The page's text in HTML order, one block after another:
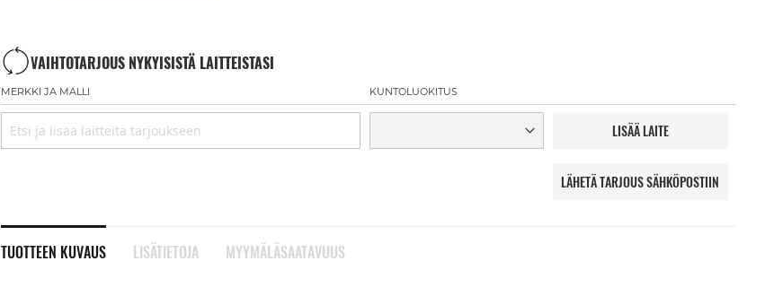
VAIHTOTARJOUS NYKYISISTÄ LAITTEISTASI
MERKKI JA MALLI KUNTOLUOKITUS
LISÄÄ LAITE
LÄHETÄ TARJOUS SÄHKÖPOSTIIN
TUOTTEEN KUVAUS LISÄTIETOJA MYYMÄLÄSAATAVUUS